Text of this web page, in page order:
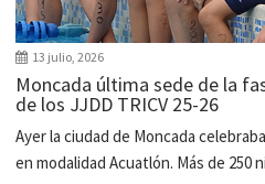
13 julio, 2026
Moncada última sede de la
de los JJDD TRICV 25-26
Ayer la ciudad de Moncada
en modalidad Acuatlón. Más de 250